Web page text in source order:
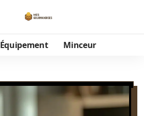
Équipement Minceur